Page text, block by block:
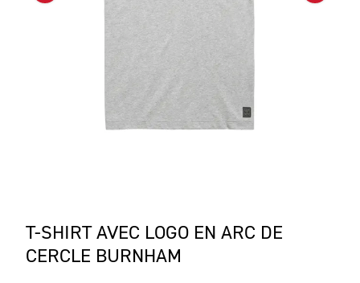
T-SHIRT AVEC LOGO EN ARC DE
CERCLE BURNHAM